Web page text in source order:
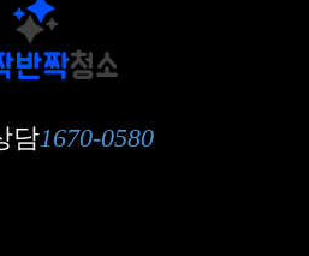
담1670-0580